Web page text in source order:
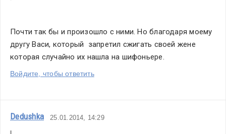
Почти так бы и произошло с ними. Но благодаря моему
другу Васи, который  запретил сжигать своей жене
которая случайно их нашла на шифоньере.
Войдите, чтобы ответить
Dedushka 25.01.2014, 14:29